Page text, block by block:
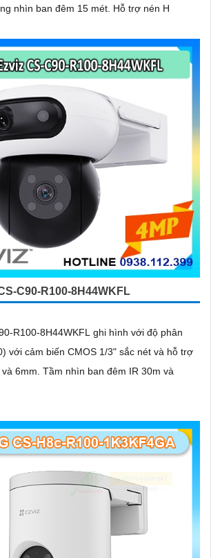
dọc 80° cùng khả năng nhìn ban đêm 15 mét. Hỗ trợ nén H
C90-R100-8H44WKFL
R100-8H44WKFL ghi hình với độ phân
với cảm biến CMOS 1/3" sắc nét và hỗ trợ
đêm IR 30m và